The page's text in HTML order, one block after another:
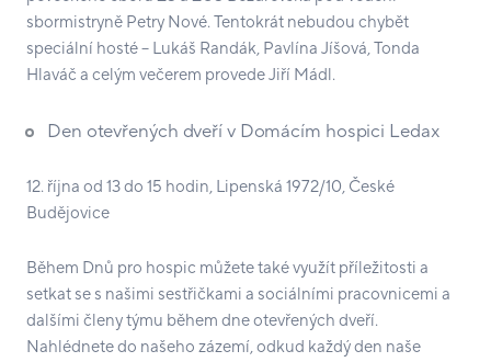
sbormistryně Petry Nové. Tentokrát nebudou chybět
speciální hosté – Lukáš Randák, Pavlína Jíšová, Tonda
Hlaváč a celým večerem provede Jiří Mádl.
Den otevřených dveří v Domácím hospici Ledax
12. října od 13 do 15 hodin, Lipenská 1972/10, České
Budějovice
Během Dnů pro hospic můžete také využít příležitosti a
setkat se s našimi sestřičkami a sociálními pracovnicemi a
dalšími členy týmu během dne otevřených dveří.
Nahlédnete do našeho zázemí, odkud každý den naše